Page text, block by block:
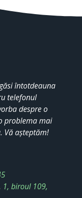
întotdeauna
telefonul
despre o
problema mai
Vă așteptăm!
1, biroul 109,